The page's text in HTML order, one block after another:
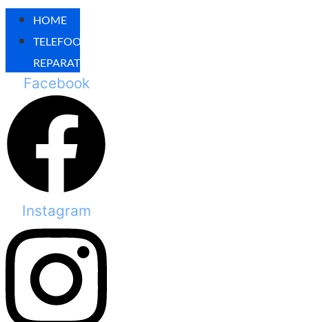
HOME
TELEFOON
REPARATIES
Facebook
Instagram